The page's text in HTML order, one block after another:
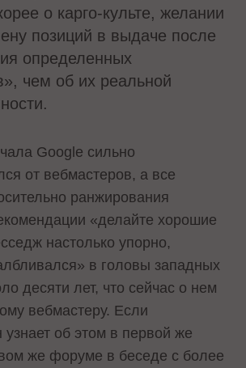
о карго-культе, желании
позиций в выдаче после
определенных
чем об их реальной
Google сильно
от вебмастеров, а все
ранжирования
«делайте хорошие
настолько упорно,
в головы западных
десяти лет, что сейчас о нем
вебмастеру. Если
узнает об этом в первой же
же форуме в беседе с более